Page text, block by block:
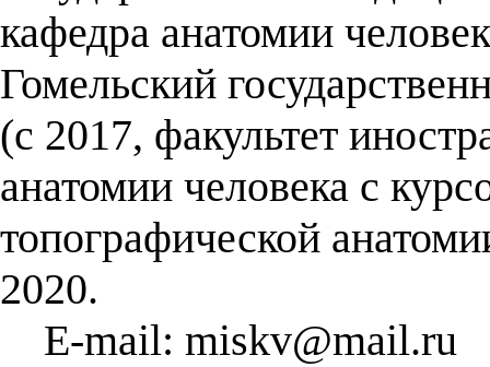
кафедра анатомии
Гомельский
(с 2017, факультет
анатомии человека с
топографической
2020.
E-mail: miskv@mail.ru